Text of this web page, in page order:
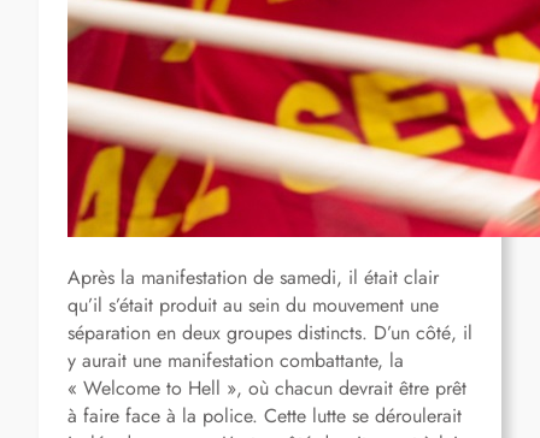
Après la manifestation de samedi, il était clair
qu’il s’était produit au sein du mouvement une
séparation en deux groupes distincts. D’un côté, il
y aurait une manifestation combattante, la
« Welcome to Hell », où chacun devrait être prêt
à faire face à la police. Cette lutte se déroulerait